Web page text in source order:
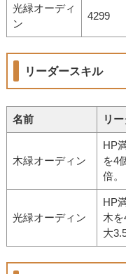
光緑オーディ
ン
4299
リーダースキル
名前 リ
木緑オーディン
HP
を4
倍。
光緑オーディン
HP
木
大